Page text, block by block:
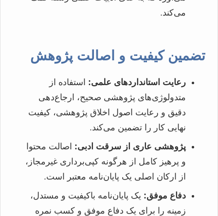
می‌کند.
تضمین کیفیت و اصالت پژوهش
رعایت استانداردهای علمی: استفاده از
متدولوژی‌های پژوهشی صحیح، ارجاع‌دهی
دقیق و رعایت اصول اخلاق پژوهشی، کیفیت
نهایی کار را تضمین می‌کند.
پژوهشی عاری از سرقت ادبی: اصالت محتوا
و پرهیز کامل از هرگونه کپی‌برداری غیرمجاز،
از ارکان اصلی یک پایان‌نامه معتبر است.
دفاع موفق: یک پایان‌نامه باکیفیت و مستدل،
زمینه را برای یک دفاع موفق و کسب نمره